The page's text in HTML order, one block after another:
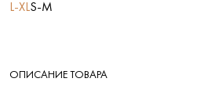
L-XLS-M
ОПИСАНИЕ ТОВАРА